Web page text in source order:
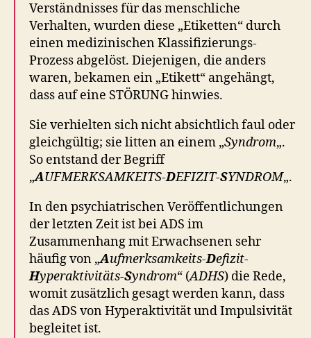
Verständnisses für das menschliche
Verhalten, wurden diese „Etiketten“ durch
einen medizinischen Klassifizierungs-
Prozess abgelöst. Diejenigen, die anders
waren, bekamen ein „Etikett“ angehängt,
dass auf eine STÖRUNG hinwies.
Sie verhielten sich nicht absichtlich faul oder
gleichgültig; sie litten an einem „Syndrom„.
So entstand der Begriff
„AUFMERKSAMKEITS-DEFIZIT-SYNDROM„.
In den psychiatrischen Veröffentlichungen
der letzten Zeit ist bei ADS im
Zusammenhang mit Erwachsenen sehr
häufig von „Aufmerksamkeits-Defizit-
Hyperaktivitäts-Syndrom“ (ADHS) die Rede,
womit zusätzlich gesagt werden kann, dass
das ADS von Hyperaktivität und Impulsivität
begleitet ist.